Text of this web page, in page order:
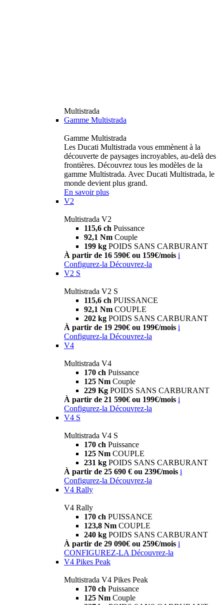
Multistrada
Gamme Multistrada
Gamme Multistrada
Les Ducati Multistrada vous emmènent à la
découverte de paysages incroyables, au-delà des
frontières. Découvrez tous les modèles de la
gamme Multistrada. Avec Ducati Multistrada, le
monde devient plus grand.
En savoir plus
V2
Multistrada V2
115,6 ch Puissance
92,1 Nm Couple
199 kg POIDS SANS CARBURANT
À partir de 16 590€ ou 159€/mois i
Configurez-la Découvrez-la
V2 S
Multistrada V2 S
115,6 ch PUISSANCE
92,1 Nm COUPLE
202 kg POIDS SANS CARBURANT
À partir de 19 290€ ou 199€/mois i
Configurez-la Découvrez-la
V4
Multistrada V4
170 ch Puissance
125 Nm Couple
229 Kg POIDS SANS CARBURANT
À partir de 21 590€ ou 199€/mois i
Configurez-la Découvrez-la
V4 S
Multistrada V4 S
170 ch Puissance
125 Nm COUPLE
231 kg POIDS SANS CARBURANT
À partir de 25 690 € ou 239€/mois i
Configurez-la Découvrez-la
V4 Rally
V4 Rally
170 ch PUISSANCE
123,8 Nm COUPLE
240 kg POIDS SANS CARBURANT
À partir de 29 090€ ou 259€/mois i
CONFIGUREZ-LA Découvrez-la
V4 Pikes Peak
Multistrada V4 Pikes Peak
170 ch Puissance
125 Nm Couple